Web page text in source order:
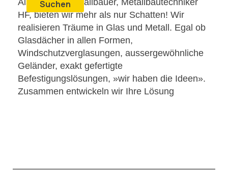
Suchen
Als gelernte Metallbauer, Metallbautechniker
HF, bieten wir mehr als nur Schatten! Wir
realisieren Träume in Glas und Metall. Egal ob
Glasdächer in allen Formen,
Windschutzverglasungen, aussergewöhnliche
Geländer, exakt gefertigte
Befestigungslösungen, »wir haben die Ideen».
Zusammen entwickeln wir Ihre Lösung